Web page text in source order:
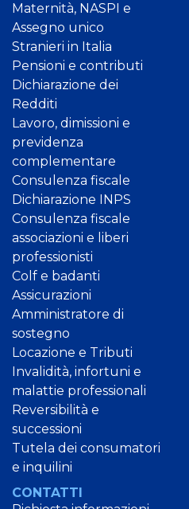
Maternità, NASPI e
Assegno unico
Stranieri in Italia
Pensioni e contributi
Dichiarazione dei
Redditi
Lavoro, dimissioni e
previdenza
complementare
Consulenza fiscale
Dichiarazione INPS
Consulenza fiscale
associazioni e liberi
professionisti
Colf e badanti
Assicurazioni
Amministratore di
sostegno
Locazione e Tributi
Invalidità, infortuni e
malattie professionali
Reversibilità e
successioni
Tutela dei consumatori
e inquilini
CONTATTI